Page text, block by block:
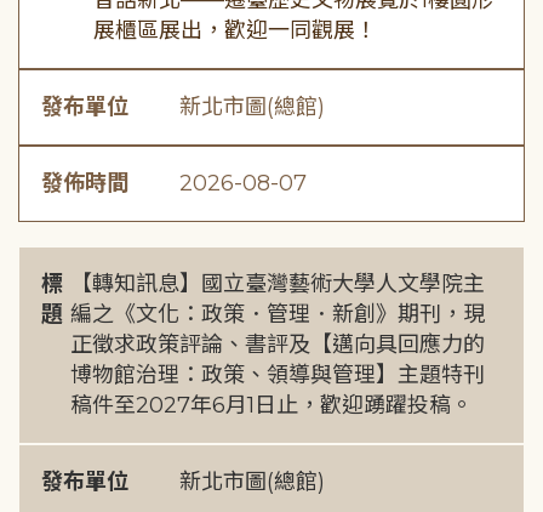
展櫃區展出，歡迎一同觀展！
發布單位 新北市圖(總館)
發佈時間 2026-08-07
標
題
【轉知訊息】國立臺灣藝術大學人文學院主
編之《文化：政策．管理．新創》期刊，現
正徵求政策評論、書評及【邁向具回應力的
博物館治理：政策、領導與管理】主題特刊
稿件至2027年6月1日止，歡迎踴躍投稿。
發布單位 新北市圖(總館)